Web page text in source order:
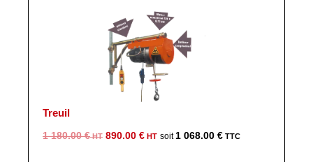
Treuil
1 180.00€
Le
890.00 €
Le
1 068.00 €